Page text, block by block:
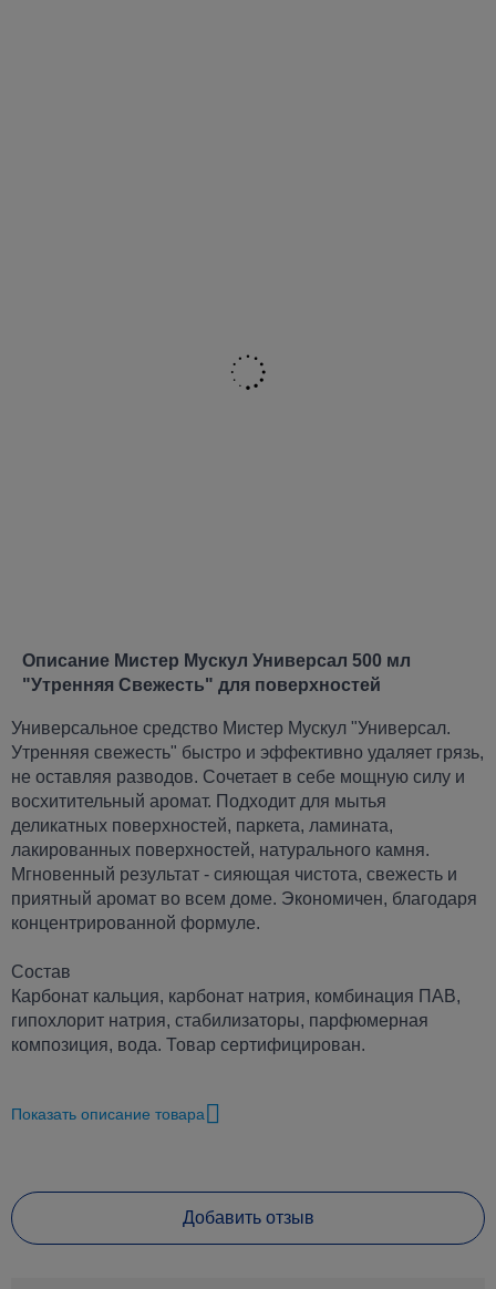
Описание Мистер Мускул Универсал 500 мл
"Утренняя Свежесть" для поверхностей
Универсальное средство Мистер Мускул "Универсал.
Утренняя свежесть" быстро и эффективно удаляет грязь,
не оставляя разводов. Сочетает в себе мощную силу и
восхитительный аромат. Подходит для мытья
деликатных поверхностей, паркета, ламината,
лакированных поверхностей, натурального камня.
Мгновенный результат - сияющая чистота, свежесть и
приятный аромат во всем доме. Экономичен, благодаря
концентрированной формуле.
Состав
Карбонат кальция, карбонат натрия, комбинация ПАВ,
гипохлорит натрия, стабилизаторы, парфюмерная
композиция, вода. Товар сертифицирован.
Характеристики Мистер Мускул Универсал 500 мл
Бренд
Штрихкод 4823002004557
Показать описание товара
Добавить отзыв